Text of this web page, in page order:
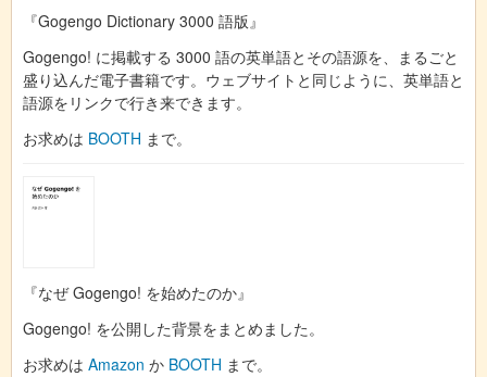
『Gogengo Dictionary 3000 語版』
Gogengo! に掲載する 3000 語の英単語とその語源を、まるごと
盛り込んだ電子書籍です。ウェブサイトと同じように、英単語と
語源をリンクで行き来できます。
お求めは BOOTH まで。
『なぜ Gogengo! を始めたのか』
Gogengo! を公開した背景をまとめました。
お求めは Amazon か BOOTH まで。